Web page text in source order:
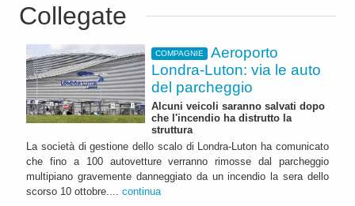
Collegate
COMPAGNIE
Aeroporto
Londra-Luton: via le auto
del parcheggio
Alcuni veicoli saranno salvati dopo
che l'incendio ha distrutto la
struttura
La società di gestione dello scalo di Londra-Luton ha comunicato
che fino a 100 autovetture verranno rimosse dal parcheggio
multipiano gravemente danneggiato da un incendio la sera dello
scorso 10 ottobre.... continua